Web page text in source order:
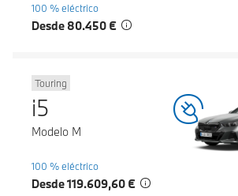
100 % eléctrico
Desde 80.450 €
Touring
i5
Modelo M
100 % eléctrico
Desde 119.609,60 €